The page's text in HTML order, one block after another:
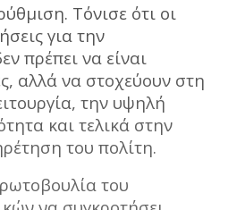
Τόνισε ότι οι
για την
πρέπει να είναι
αλλά να στοχεύουν στη
την υψηλή
και τελικά στην
του πολίτη.
του